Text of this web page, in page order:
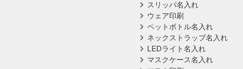
スリッパ名入れ
ウェア印刷
ペットボトル名入れ
ネックストラップ名入れ
LEDライト名入れ
マスクケース名入れ